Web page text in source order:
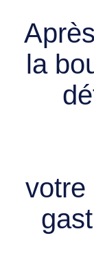
la
votre